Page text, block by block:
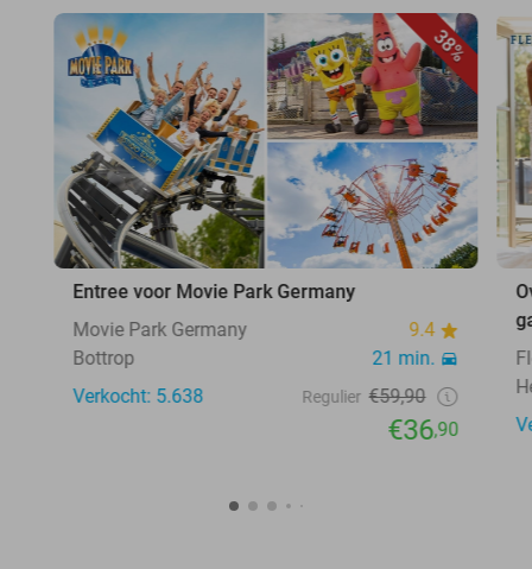
38%
Entree voor Movie Park Germany
Movie Park Germany
9.4
Bottrop
21 min.
Verkocht: 5.638
Regulier €59,90
€36,90